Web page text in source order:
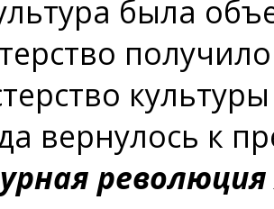
была
вернулось к